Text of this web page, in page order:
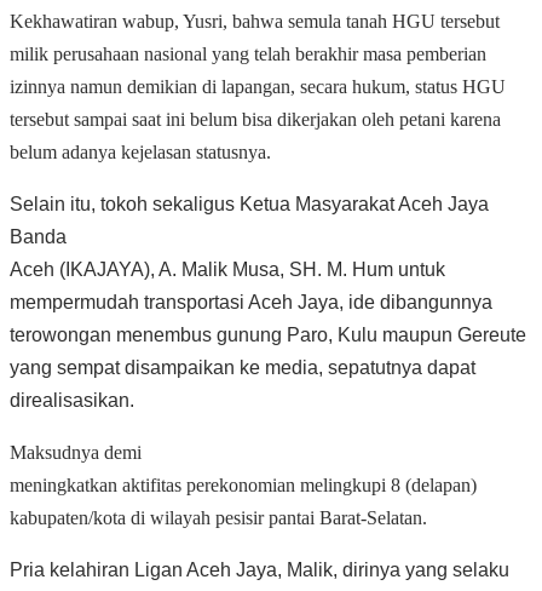
Kekhawatiran wabup, Yusri, bahwa semula tanah HGU tersebut
milik perusahaan nasional yang telah berakhir masa pemberian
izinnya namun demikian di lapangan, secara hukum, status HGU
tersebut sampai saat ini belum bisa dikerjakan oleh petani karena
belum adanya kejelasan statusnya.
Selain itu, tokoh sekaligus Ketua Masyarakat Aceh Jaya
Banda
Aceh (IKAJAYA), A. Malik Musa, SH. M. Hum untuk
mempermudah transportasi Aceh Jaya, ide dibangunnya
terowongan menembus gunung Paro, Kulu maupun Gereute
yang sempat disampaikan ke media, sepatutnya dapat
direalisasikan.
Maksudnya demi
meningkatkan aktifitas perekonomian melingkupi 8 (delapan)
kabupaten/kota di wilayah pesisir pantai Barat-Selatan.
Pria kelahiran Ligan Aceh Jaya, Malik, dirinya yang selaku